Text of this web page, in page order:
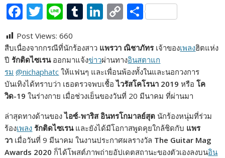
F
e
b
o
o
T
itt
er
Li
e
T
m
bl
r
Li
k
e
dI
n
C
p
y
Li
n
k
S
ar
e
Post Views: 660
สืบเนื่องจากกรณีที่นักร้องสาว แพรวา ณิชาภัทรเจ้าของเพลงฮิตแห่ง
ปีรักติดไซเรนออกมาแจ้งข่าวผ่านทางอินสตาแก
รม @nichaphatc ให้แฟนๆ และเพื่อนพ้องทั้งในและนอกวงการ
บันเทิงได้ทราบว่า เธอตรวจพบเชื้อไวรัสโคโรนา 2019หรือ โค
วิด-19 ในร่างกาย เมื่อช่วงเย็นของวันที่ 20 มีนาคม ที่ผ่านมา
ล่าสุดทางด้านของไอซ์-พาริส อินทรโกมาลย์สุต นักร้องหนุ่มที่ร่วม
ร้องเพลง รักติดไซเรนและยังได้มีโอกาสพูดคุยใกล้ชิดกับ แพร
วา เมื่อวันที่ 9 มีนาคม ในงานประกาศผลรางวัล The Guitar Mag
Awards 2020 ก็ได้โพสต์ภาพถ่ายอัปเดตสถานะของตัวเองลงบนอิน